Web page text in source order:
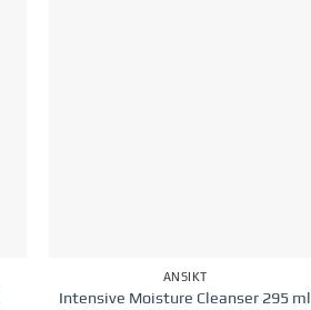
ANSIKT
Intensive Moisture Cleanser 295 ml